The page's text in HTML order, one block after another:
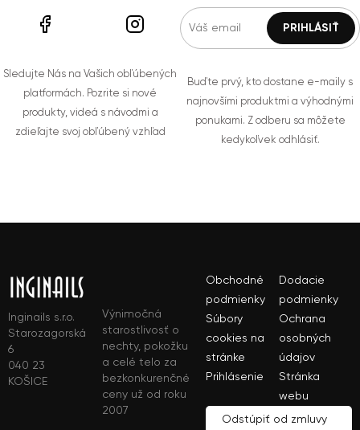
Sledujte Nás na Vašich obľúbených
platformách. Pozrite si nové
produkty, videá s návodmi a
zdieľajte svoj obľúbený vzhľad
Buďte prvý, kto dostane e-maily s
najnovšími produktmi a výhodnými
ponukami. Z odberu sa môžete
kedykoľvek odhlásiť.
Inginails s.r.o.
Starozagorská
6
040 23
KOŠICE
Výnimočná
starostlivosť o
nechty, pokožku
a celé telo za
bezkonkurenčné
ceny už od roku
2007
Obchodné
podmienky
Dodacie
podmienky
Súbory
cookies na
stránke
Ochrana
osobných
údajov
Prihlásenie
Stránka
webu
Odstúpiť od zmluvy